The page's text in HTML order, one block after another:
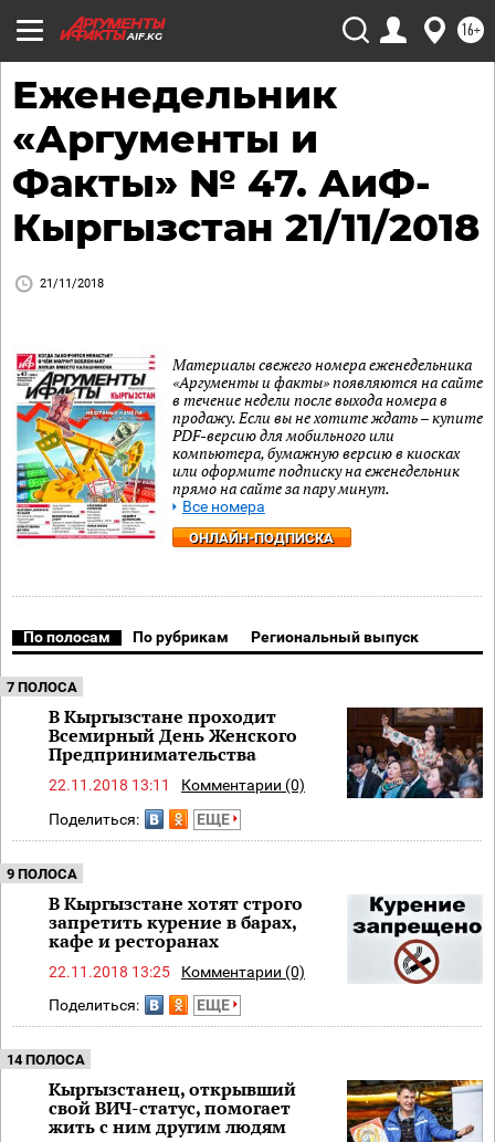
AIF.KG 16+
Еженедельник
«Аргументы и
Факты» № 47. АиФ-
Кыргызстан 21/11/2018
21/11/2018
Материалы свежего номера еженедельника
«Аргументы и факты» появляются на сайте
в течение недели после выхода номера в
продажу. Если вы не хотите ждать – купите
PDF-версию для мобильного или
компьютера, бумажную версию в киосках
или оформите подписку на еженедельник
прямо на сайте за пару минут.
ОНЛАЙН-ПОДПИСКА
Все номера
По полосам По рубрикам Региональный выпуск
7 ПОЛОСА
В Кыргызстане проходит
Всемирный День Женского
Предпринимательства
22.11.2018 13:11
Комментарии (0)
Поделиться:
ЕЩЕ
9 ПОЛОСА
В Кыргызстане хотят строго
запретить курение в барах,
кафе и ресторанах
22.11.2018 13:25
Комментарии (0)
Поделиться:
ЕЩЕ
14 ПОЛОСА
Кыргызстанец, открывший
свой ВИЧ-статус, помогает
жить с ним другим людям